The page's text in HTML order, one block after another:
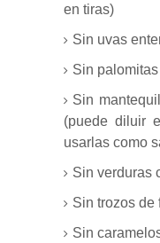
en tiras)
Sin uvas
Sin
Sin
(puede diluir
usarlas como
Sin verduras
Sin trozos de
Sin